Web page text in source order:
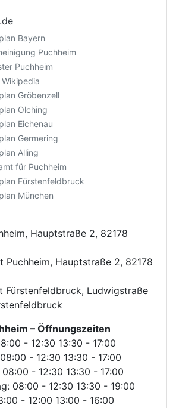
Bayern
Puchheim
Puchheim
Wikipedia
Gröbenzell
Olching
Eichenau
Germering
Alling
für Puchheim
Fürstenfeldbruck
München
Hauptstraße 2, 82178
Puchheim, Hauptstraße 2, 82178
Fürstenfeldbruck, Ludwigstraße
– Öffnungszeiten
- 12:30 13:30 - 17:00
- 12:30 13:30 - 17:00
- 12:30 13:30 - 17:00
08:00 - 12:30 13:30 - 19:00
- 12:00 13:00 - 16:00